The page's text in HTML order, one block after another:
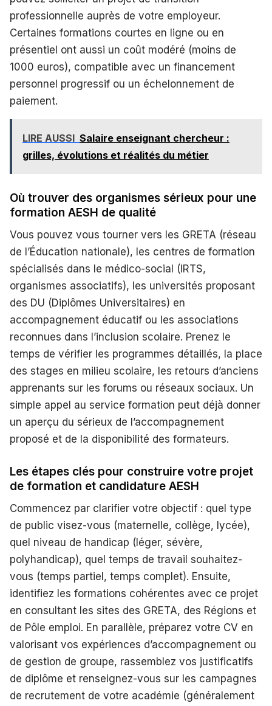
professionnelle auprès de votre employeur.
Certaines formations courtes en ligne ou en
présentiel ont aussi un coût modéré (moins de
1000 euros), compatible avec un financement
personnel progressif ou un échelonnement de
paiement.
LIRE AUSSI Salaire enseignant chercheur :
grilles, évolutions et réalités du métier
Où trouver des organismes sérieux pour une
formation AESH de qualité
Vous pouvez vous tourner vers les GRETA (réseau
de l’Éducation nationale), les centres de formation
spécialisés dans le médico-social (IRTS,
organismes associatifs), les universités proposant
des DU (Diplômes Universitaires) en
accompagnement éducatif ou les associations
reconnues dans l’inclusion scolaire. Prenez le
temps de vérifier les programmes détaillés, la place
des stages en milieu scolaire, les retours d’anciens
apprenants sur les forums ou réseaux sociaux. Un
simple appel au service formation peut déjà donner
un aperçu du sérieux de l’accompagnement
proposé et de la disponibilité des formateurs.
Les étapes clés pour construire votre projet
de formation et candidature AESH
Commencez par clarifier votre objectif : quel type
de public visez-vous (maternelle, collège, lycée),
quel niveau de handicap (léger, sévère,
polyhandicap), quel temps de travail souhaitez-
vous (temps partiel, temps complet). Ensuite,
identifiez les formations cohérentes avec ce projet
en consultant les sites des GRETA, des Régions et
de Pôle emploi. En parallèle, préparez votre CV en
valorisant vos expériences d’accompagnement ou
de gestion de groupe, rassemblez vos justificatifs
de diplôme et renseignez-vous sur les campagnes
de recrutement de votre académie (généralement